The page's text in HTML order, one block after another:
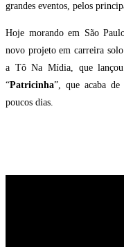
grandes eventos, pelos
Hoje morando em São
novo projeto em carreira
a Tô Na Mídia, que
“Patricinha”, que acaba
poucos dias.